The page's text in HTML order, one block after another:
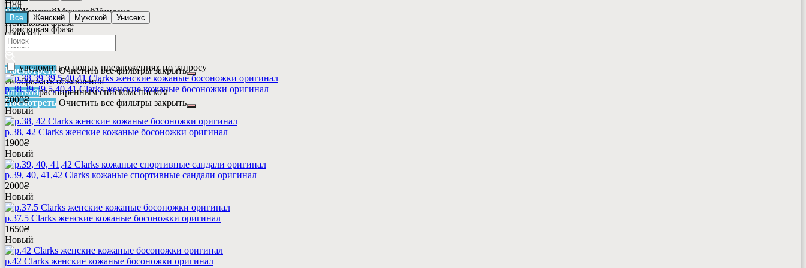
ВсеЖенскийМужскойУнисекс
Поисковая фраза
сбросить
Посмотреть Очистить все фильтрызакрыть
Отображать объявления
плиткойрасширенным спискомсписком
Посмотреть Очистить все фильтры закрыть
Пол
Все Женский Мужской Унисекс
Поисковая фраза
уведомить о новых предложениях по запросу
р.38,39,39.5,40,41 Clarks женские кожаные босоножки оригинал
2000₴
Новый
р.38, 42 Clarks женские кожаные босоножки оригинал
1900₴
Новый
р.39, 40, 41,42 Clarks кожаные спортивные сандали оригинал
2000₴
Новый
р.37.5 Clarks женские кожаные босоножки оригинал
1650₴
Новый
р.42 Clarks женские кожаные босоножки оригинал